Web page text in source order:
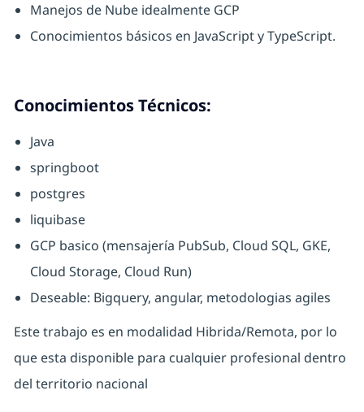
Manejos de Nube idealmente GCP
Conocimientos básicos en JavaScript y TypeScript.
Conocimientos Técnicos:
Java
springboot
postgres
liquibase
GCP basico (mensajería PubSub, Cloud SQL, GKE,
Cloud Storage, Cloud Run)
Deseable: Bigquery, angular, metodologias agiles
Este trabajo es en modalidad Hibrida/Remota, por lo
que esta disponible para cualquier profesional dentro
del territorio nacional